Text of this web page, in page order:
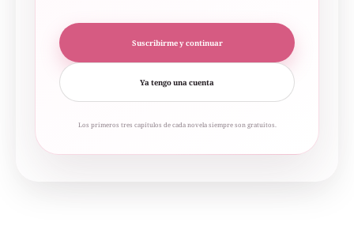
Suscribirme y continuar
Ya tengo una cuenta
Los primeros tres capítulos de cada novela siempre son gratuitos.